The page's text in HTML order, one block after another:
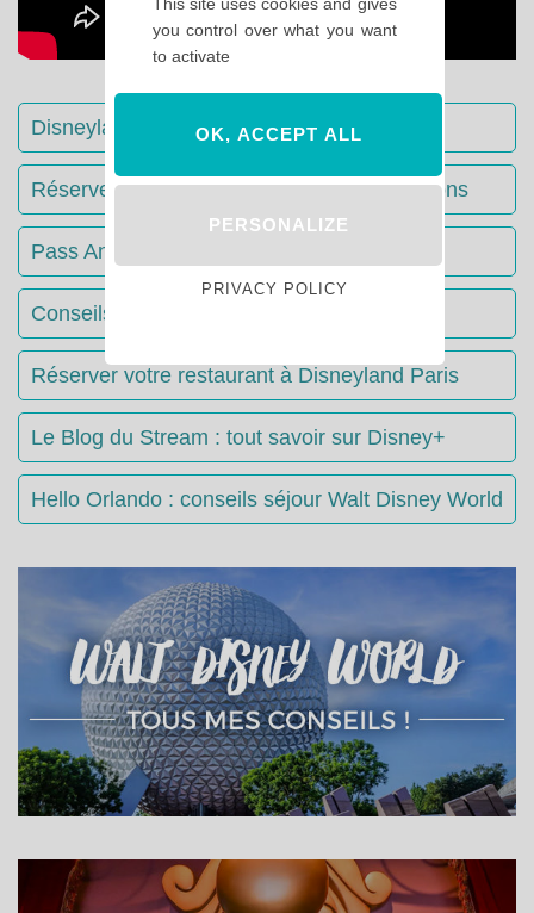
Disneyland Paris : Le guide complet
Réserver votre séjour : toutes les informations
Pass Annuels Disney : informations
Conseils & Astuces Disneyland Paris
Réserver votre restaurant à Disneyland Paris
Le Blog du Stream : tout savoir sur Disney+
Hello Orlando : conseils séjour Walt Disney World
you control over what you want
to activate
OK, ACCEPT ALL
PERSONALIZE
PRIVACY POLICY